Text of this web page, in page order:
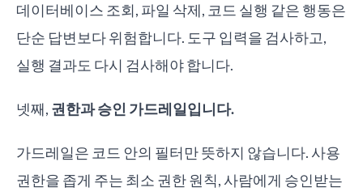
데이터베이스 조회, 파일 삭제, 코드 실행 같은 행동은
단순 답변보다 위험합니다. 도구 입력을 검사하고,
실행 결과도 다시 검사해야 합니다.
넷째, 권한과 승인 가드레일입니다.
가드레일은 코드 안의 필터만 뜻하지 않습니다. 사용
권한을 좁게 주는 최소 권한 원칙, 사람에게 승인받는